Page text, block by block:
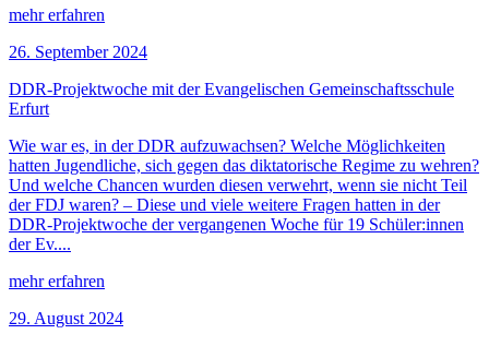
mehr erfahren
26. September 2024
DDR-Projektwoche mit der Evangelischen Gemeinschaftsschule
Erfurt
Wie war es, in der DDR aufzuwachsen? Welche Möglichkeiten
hatten Jugendliche, sich gegen das diktatorische Regime zu wehren?
Und welche Chancen wurden diesen verwehrt, wenn sie nicht Teil
der FDJ waren? – Diese und viele weitere Fragen hatten in der
DDR-Projektwoche der vergangenen Woche für 19 Schüler:innen
der Ev....
mehr erfahren
29. August 2024